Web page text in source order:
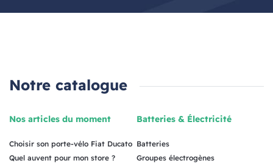
Notre catalogue
Nos articles du moment
Choisir son porte-vélo Fiat Ducato
Quel auvent pour mon store ?
Batteries & Électricité
Batteries
Groupes électrogènes